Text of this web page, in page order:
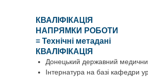
КВАЛІФІКАЦІЯ
НАПРЯМКИ РОБОТИ
≡ Технічні метадані
КВАЛІФІКАЦІЯ
Донецький державний
Інтернатура на базі кафедри